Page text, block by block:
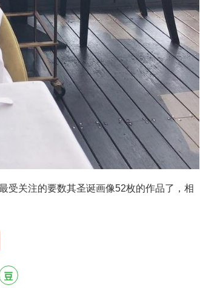
受关注的要数其圣诞画像52枚的作品了，相